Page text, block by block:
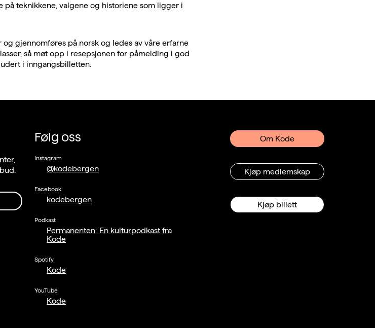
teknikkene, valgene og historiene som ligger i
gjennomføres på norsk og ledes av våre erfarne
så møt opp i resepsjonen for påmelding i god
i inngangsbilletten.
Følg oss
Instagram
@kodebergen
Facebook
kodebergen
Podkast
Permanenten: En kulturpodkast fra
Kode
Spotify
Kode
YouTube
Kode
Om Kode
Kjøp medlemskap
Kjøp billett